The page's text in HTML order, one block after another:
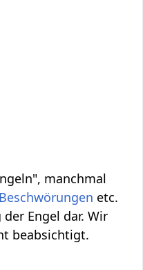
manchmal
Beschwörungen etc.
Engel dar. Wir
beabsichtigt.